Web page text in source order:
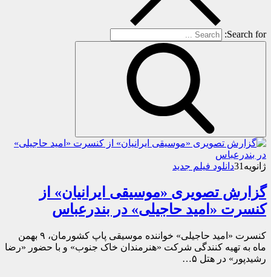
Search for:
ژانویه 31دانلود فیلم جدید
گزارش تصویری «موسیقی ایرانیان» از
کنسرت «امید حاجیلی» در بندرعباس
کنسرت «امید حاجیلی» خواننده موسیقی پاپ کشورمان، ۹ بهمن
ماه به تهیه کنندگی شرکت «هنرمندان خاک جنوب» و با حضور «رضا
رشیدپور» در هتل ۵…